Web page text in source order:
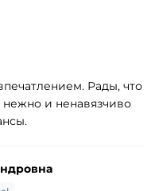
Рады, что
и ненавязчиво